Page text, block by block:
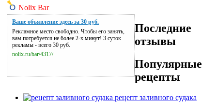
Nolix Bar
Ваше объявление здесь за 30 руб.
Рекламное место свободно. Чтобы его занять,
вам потребуется не более 2-х минут! 3 суток
рекламы - всего 30 руб.
nolix.ru/bar/4317/
Последние
отзывы
Популярные
рецепты
рецепт заливного судака